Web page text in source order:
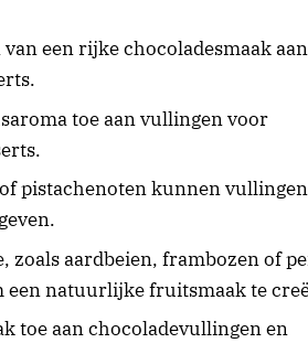
een rijke chocoladesmaak aan
toe aan vullingen voor
pistachenoten kunnen
aardbeien, frambozen of
een natuurlijke fruitsmaak te
toe aan chocoladevullingen en